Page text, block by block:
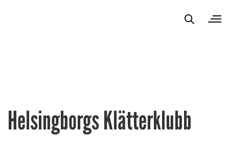
Helsingborgs Klätterklubb